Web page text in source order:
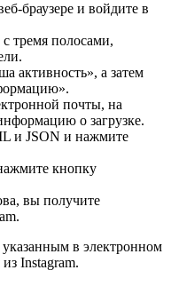
браузере и войдите в
тремя полосами,
активность», а затем
почты, на
о загрузке.
и JSON и нажмите
кнопку
вы получите
в электронном
Instagram.